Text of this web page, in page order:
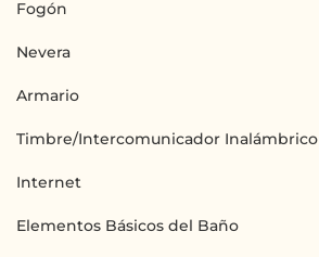
Fogón
Nevera
Armario
Timbre/Intercomunicador Inalámbrico
Internet
Elementos Básicos del Baño